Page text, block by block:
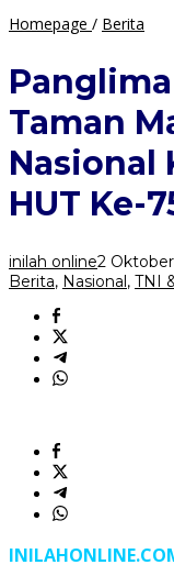
Homepage / Berita
ke
Ke-
75
TNI
Taman
Nasional
HUT Ke-
inilah online2
Berita, Nasional, TNI